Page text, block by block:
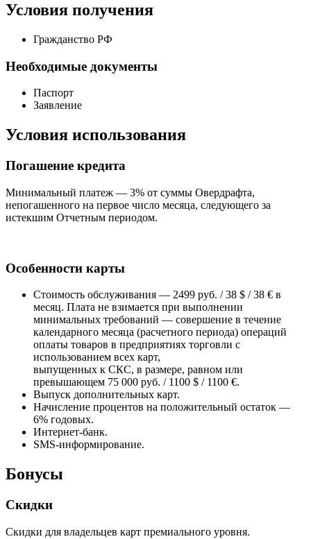
Условия получения
Гражданство РФ
Необходимые документы
Паспорт
Заявление
Условия использования
Погашение кредита
Минимальный платеж — 3% от суммы Овердрафта,
непогашенного на первое число месяца, следующего за
истекшим Отчетным периодом.
Особенности карты
Стоимость обслуживания — 2499 руб. / 38 $ / 38 € в
месяц. Плата не взимается при выполнении
минимальных требований — совершение в течение
календарного месяца (расчетного периода) операций
оплаты товаров в предприятиях торговли с
использованием всех карт,
выпущенных к СКС, в размере, равном или
превышающем 75 000 руб. / 1100 $ / 1100 €.
Выпуск дополнительных карт.
Начисление процентов на положительный остаток —
6% годовых.
Интернет-банк.
SMS-информирование.
Бонусы
Скидки
Скидки для владельцев карт премиального уровня.